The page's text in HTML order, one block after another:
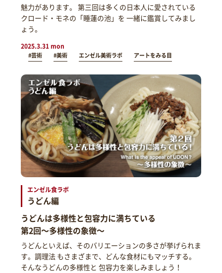
魅力があります。 第三回は多くの日本人に愛されている
クロード・モネの「睡蓮の池」を 一緒に鑑賞してみまし
ょう。
2025.3.31 mon
#芸術 #美術 エンゼル美術ラボ アートをみる目
エンゼル食ラボ
うどん編
うどんは多様性と包容力に満ちている
第2回～多様性の象徴～
うどんといえば、そのバリエーションの多さが挙げられま
す。調理法 もさまざまで、どんな食材にもマッチする。
そんなうどんの多様性と 包容力を楽しみましょう！